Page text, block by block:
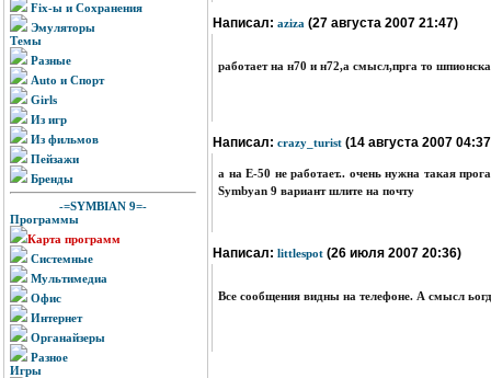
Fix-ы и Сохранения
Эмуляторы
Темы
Разные
Auto и Спорт
Girls
Из игр
Из фильмов
Пейзажи
Бренды
-=SYMBIAN 9=-
Программы
Карта программ
Системные
Мультимедиа
Офис
Интернет
Органайзеры
Разное
Игры
Написал: aziza (27 августа 2007 21:47)
работает на н70 и н72,а смысл,прга то
Написал: crazy_turist (14 августа 2007
а на Е-50 не работает.. очень нужна такая
Symbyan 9 вариант шлите на почту
Написал: littlespot (26 июля 2007 20:36)
Все сообщения видны на телефоне. А смысл